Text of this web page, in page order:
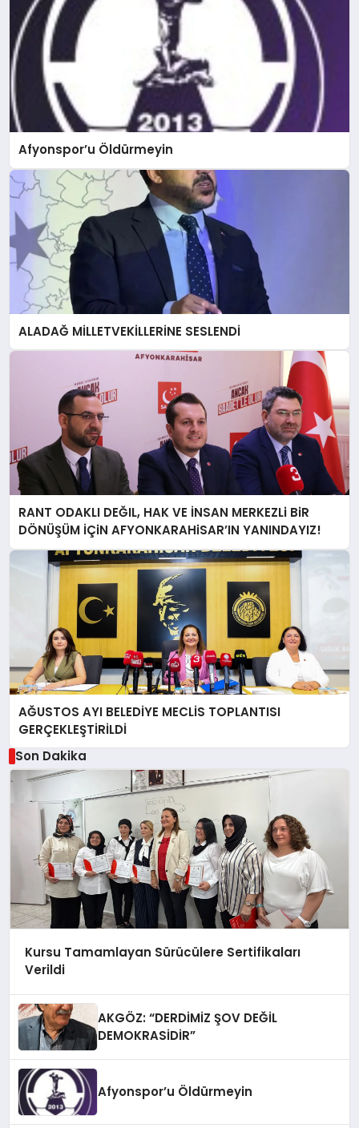
Afyonspor’u Öldürmeyin
ALADAĞ MİLLETVEKİLLERİNE SESLENDİ
RANT ODAKLI DEĞIL, HAK VE İNSAN MERKEZLi BiR
DÖNÜŞÜM İÇiN AFYONKARAHiSAR’IN YANINDAYIZ!
AĞUSTOS AYI BELEDİYE MECLİS TOPLANTISI
GERÇEKLEŞTİRİLDİ
Son Dakika
Kursu Tamamlayan Sürücülere Sertifikaları
Verildi
AKGÖZ: “DERDİMİZ ŞOV DEĞİL
DEMOKRASİDİR”
Afyonspor’u Öldürmeyin